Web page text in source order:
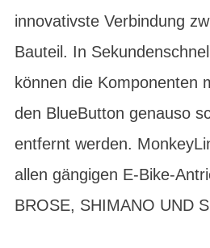
innovativste Verbindung
Bauteil. In
können die Komponenten
den BlueButton genauso
entfernt werden.
allen gängigen E-Bike-
BROSE, SHIMANO UND